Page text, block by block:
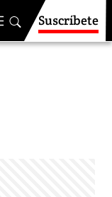
Suscríbete